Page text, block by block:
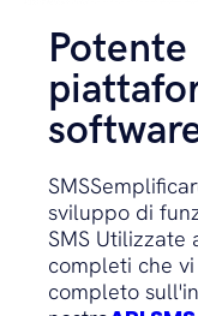
Potente
sviluppo di
SMS
completi che
completo